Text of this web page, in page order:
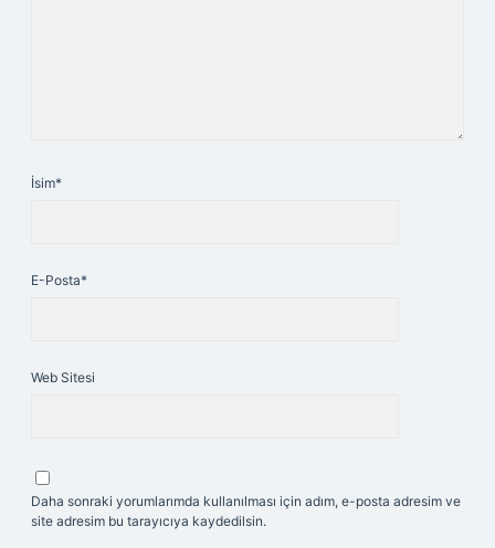
İsim*
E-Posta*
Web Sitesi
Daha sonraki yorumlarımda kullanılması için adım, e-posta adresim ve
site adresim bu tarayıcıya kaydedilsin.